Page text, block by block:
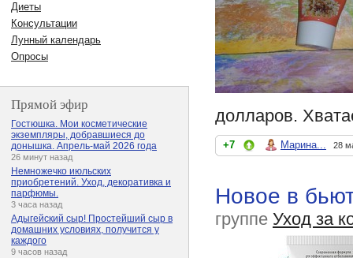
долларов.
+7 Марина... 28
Новое в
группе Уход за
Диеты
Консультации
Лунный календарь
Опросы
Прямой эфир
Гостюшка. Мои косметические
экземпляры, добравшиеся до
донышка. Апрель-май 2026 года
26 минут назад
Немножечко июльских
приобретений. Уход, декоративка и
парфюмы.
3 часа назад
Адыгейский сыр! Простейший сыр в
домашних условиях, получится у
каждого
9 часов назад